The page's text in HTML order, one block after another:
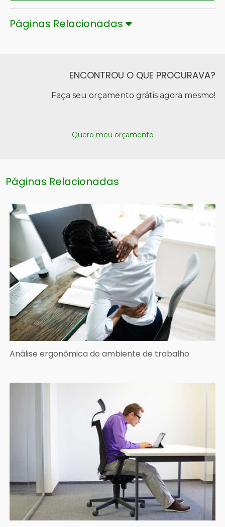
Páginas Relacionadas
ENCONTROU O QUE PROCURAVA?
Faça seu orçamento grátis agora mesmo!
Quero meu orçamento
Páginas Relacionadas
Análise ergonômica do ambiente de trabalho